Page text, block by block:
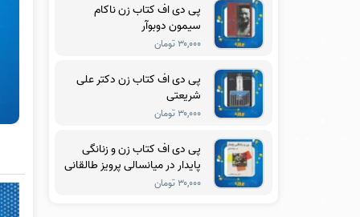
پی دی اف کتاب زن ناکام
سیمون دوبوآر
۳۰,۰۰۰ تومان
پی دی اف کتاب زن دکتر علی
شریعتی
۳۰,۰۰۰ تومان
پی دی اف کتاب زن و زنانگی
پایدار در میانسالی پرویز طالقانی
۳۰,۰۰۰ تومان